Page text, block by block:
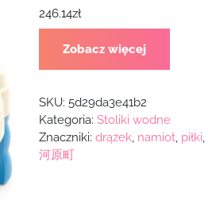
246.14zł
Zobacz więcej
SKU: 5d29da3e41b2
Kategoria: Stoliki wodne
Znaczniki: drążek, namiot, piłki
河原町